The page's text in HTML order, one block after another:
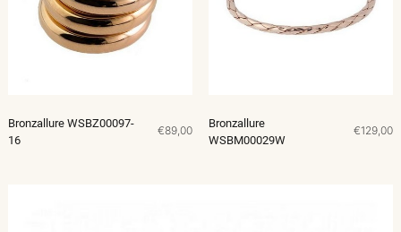
Bronzallure WSBZ00097-
16
€89,00
Bronzallure
WSBM00029W
€129,00